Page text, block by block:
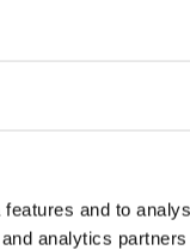
and to
analytics